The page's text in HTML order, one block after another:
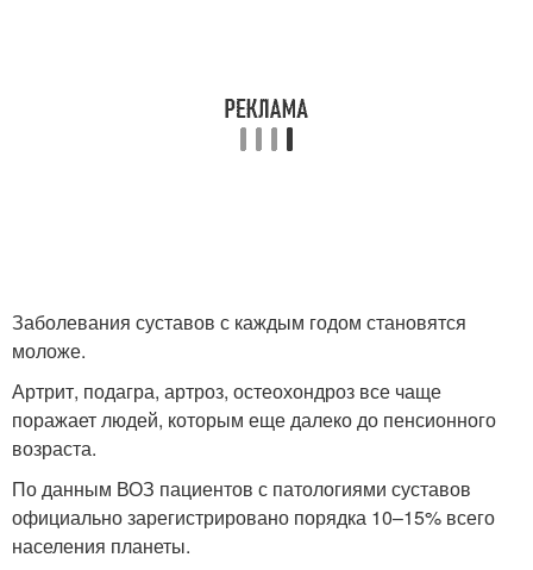
Заболевания суставов с каждым годом становятся
моложе.
Артрит, подагра, артроз, остеохондроз все чаще
поражает людей, которым еще далеко до пенсионного
возраста.
По данным ВОЗ пациентов с патологиями суставов
официально зарегистрировано порядка 10–15% всего
населения планеты.